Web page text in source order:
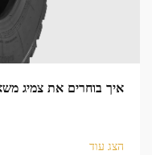
איך בוחרים את צמיג
הצג עוד